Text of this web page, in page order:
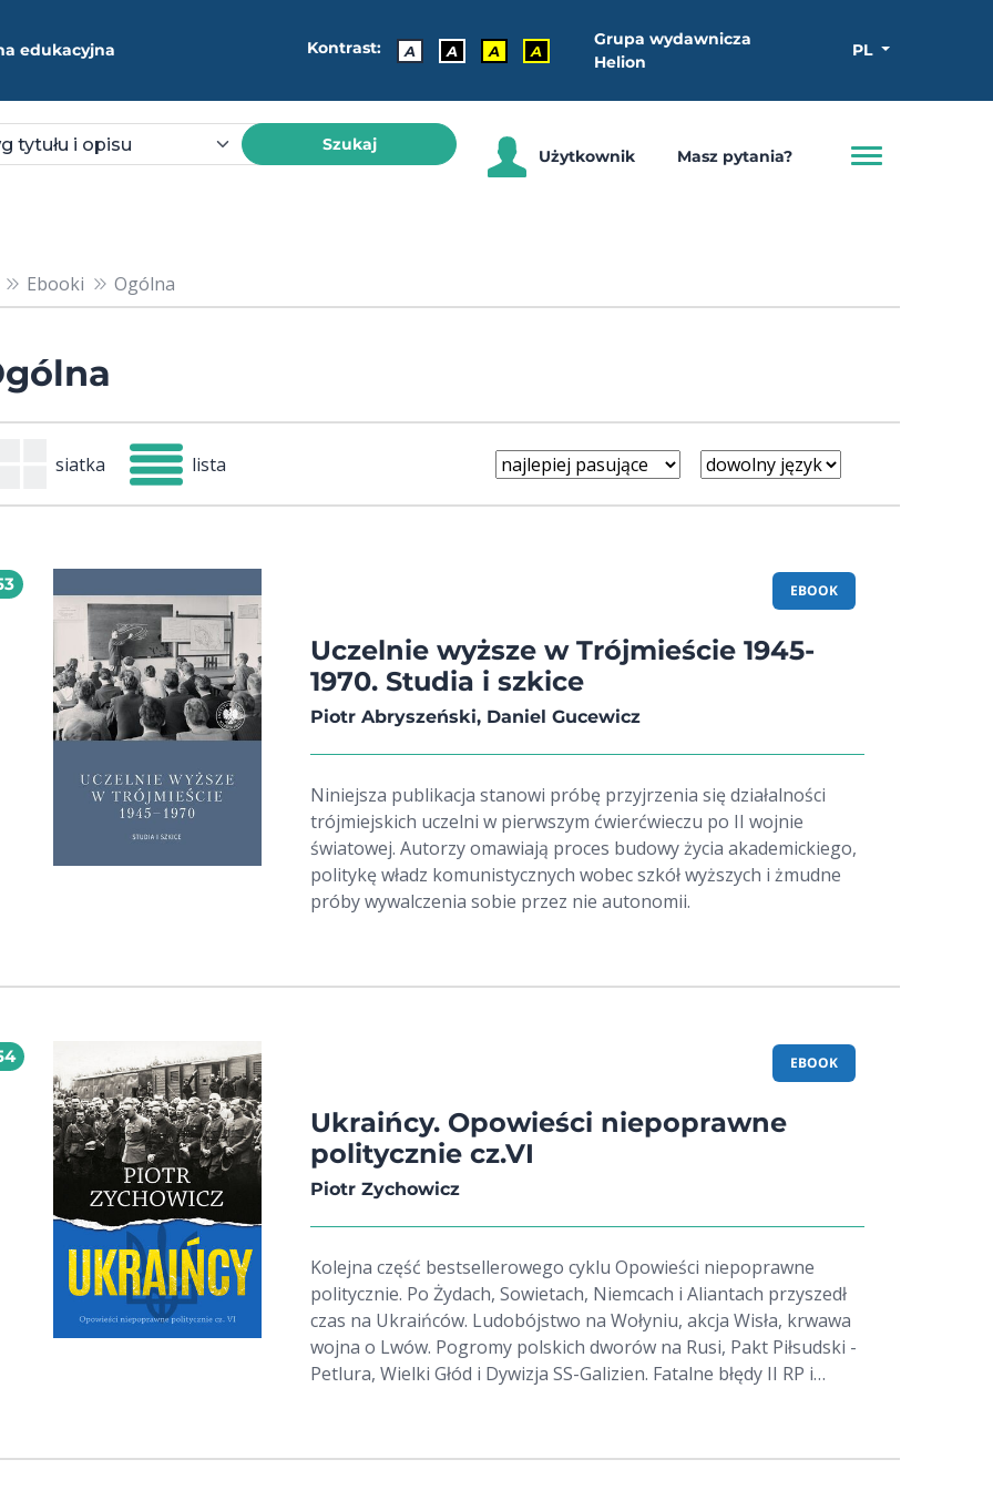
edukacyjna Kontrast: A A A A
Grupa wydawnicza
Helion
PL
Szukaj
Użytkownik Masz pytania?
Ebooki Ogólna
siatka lista
EBOOK
Uczelnie wyższe w Trójmieście 1945-
1970. Studia i szkice
Piotr Abryszeński, Daniel Gucewicz
Niniejsza publikacja stanowi próbę przyjrzenia się działalności
trójmiejskich uczelni w pierwszym ćwierćwieczu po II wojnie
światowej. Autorzy omawiają proces budowy życia akademickiego,
politykę władz komunistycznych wobec szkół wyższych i żmudne
próby wywalczenia sobie przez nie autonomii.
EBOOK
Ukraińcy. Opowieści niepoprawne
politycznie cz.VI
Piotr Zychowicz
Kolejna część bestsellerowego cyklu Opowieści niepoprawne
politycznie. Po Żydach, Sowietach, Niemcach i Aliantach przyszedł
czas na Ukraińców. Ludobójstwo na Wołyniu, akcja Wisła, krwawa
wojna o Lwów. Pogromy polskich dworów na Rusi, Pakt Piłsudski -
Petlura, Wielki Głód i Dywizja SS-Galizien. Fatalne błędy II RP i
tragicznej historii relacji polsko-ukraińskich. Bez upiększania i